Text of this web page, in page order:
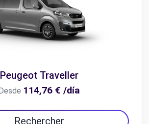
Peugeot Traveller
114,76 € /día
Rechercher